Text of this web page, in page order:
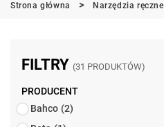
Strona główna Narzędzia ręczne
FILTRY (31 PRODUKTÓW)
PRODUCENT
Bahco (2)